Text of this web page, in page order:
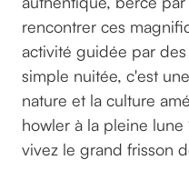
rencontrer ces
activité guidée par
simple nuitée, c'est
nature et la culture
howler à la pleine
vivez le grand frisson